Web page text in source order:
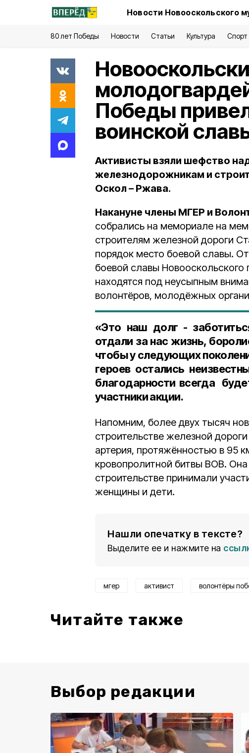
Новости Новооскольского
80 лет Победы Новости Статьи Культура Спорт
Победы
воинской
Активисты взяли шефство
железнодорожникам и
Оскол – Ржава.
Накануне члены МГЕР и
собрались на мемориале на
строителям железной дороги
порядок место боевой славы.
боевой славы Новооскольского
находятся под неусыпным
волонтёров, молодёжных
«Это наш долг -
отдали за нас жизнь,
чтобы у следующих
героев остались
благодарности всегда
участники акции.
Напомним, более двух тысяч
строительстве железной
артерия, протяжённостью в 95
кровопролитной битвы ВОВ.
строительстве принимали
женщины и дети.
Нашли опечатку в тексте?
Выделите ее и нажмите на
мгер активист волонтёры
Читайте также
Выбор редакции